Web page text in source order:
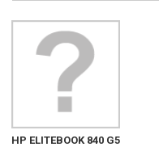
HP ELITEBOOK 840 G5